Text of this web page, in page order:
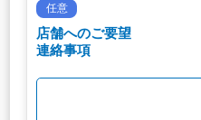
任意
店舗へのご要望
連絡事項